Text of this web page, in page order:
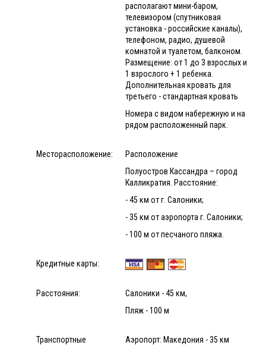
располагают мини-баром,
телевизором (спутниковая
установка - российские каналы),
телефоном, радио, душевой
комнатой и туалетом, балконом.
Размещение: от 1 до 3 взрослых и
1 взрослого + 1 ребенка.
Дополнительная кровать для
третьего - стандартная кровать
Номера с видом набережную и на
рядом расположенный парк.
Месторасположение:
Расположение
Полуостров Кассандра – город
Калликратия. Расстояние:
- 45 км от г. Салоники;
- 35 км от аэропорта г. Салоники;
- 100 м от песчаного пляжа.
Кредитные карты:
Расстояния:
Салоники - 45 км,
Пляж - 100 м
Транспортные
Аэропорт: Македония - 35 км